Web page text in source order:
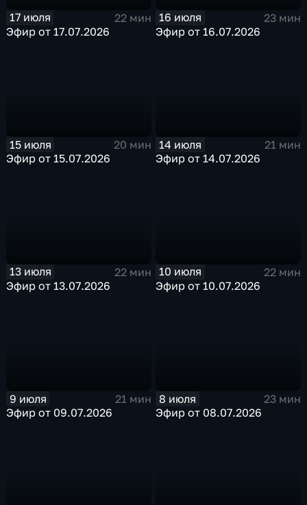
17 июля
22 мин
Эфир от 17.07.2026
16 июля
23 мин
Эфир от 16.07.2026
15 июля
20 мин
Эфир от 15.07.2026
14 июля
21 мин
Эфир от 14.07.2026
13 июля
22 мин
Эфир от 13.07.2026
10 июля
22 мин
Эфир от 10.07.2026
9 июля
21 мин
Эфир от 09.07.2026
8 июля
23 мин
Эфир от 08.07.2026